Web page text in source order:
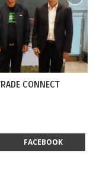
CONNECT
FACEBOOK